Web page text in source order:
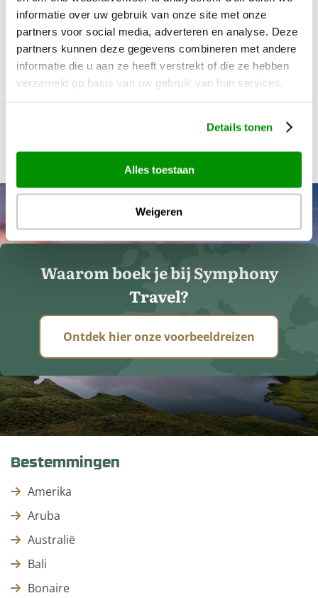
informatie over uw gebruik van onze site met onze
partners voor social media, adverteren en analyse. Deze
partners kunnen deze gegevens combineren met andere
informatie die u aan ze heeft verstrekt of die ze hebben
verzameld op basis van uw gebruik van hun services.
Details tonen
Alles toestaan
Weigeren
Algemene
voorwaarden
Ik ga akkoord met de (algemene) voorwaarden
CAPTCHA
Waarom boek je bij Symphony
Travel?
Ontdek hier onze voorbeeldreizen
Bestemmingen
Amerika
Aruba
Australië
Bali
Bonaire